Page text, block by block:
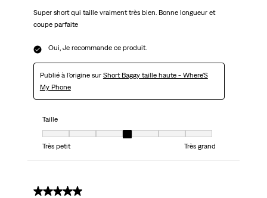
Super short qui taille vraiment très bien. Bonne longueur et
coupe parfaite
Oui, Je recommande ce produit.
Publié à l'origine sur Short Baggy taille haute - Where'S
My Phone
Taille
Taille, 4 sur 7, où 1 est égal à Très petit et 7 est égal à Très grand
Très petit
Très grand
5 sur 5 étoiles.